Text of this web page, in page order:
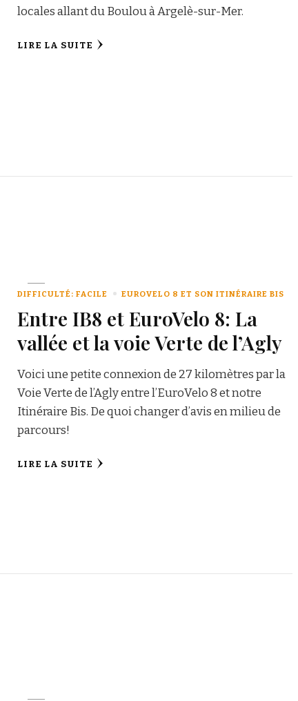
locales allant du Boulou à Argelè-sur-Mer.
LIRE LA SUITE
DIFFICULTÉ: FACILE EUROVELO 8 ET SON ITINÉRAIRE BIS
Entre IB8 et EuroVelo 8: La
vallée et la voie Verte de l’Agly
Voici une petite connexion de 27 kilomètres par la
Voie Verte de l’Agly entre l’EuroVelo 8 et notre
Itinéraire Bis. De quoi changer d’avis en milieu de
parcours!
LIRE LA SUITE